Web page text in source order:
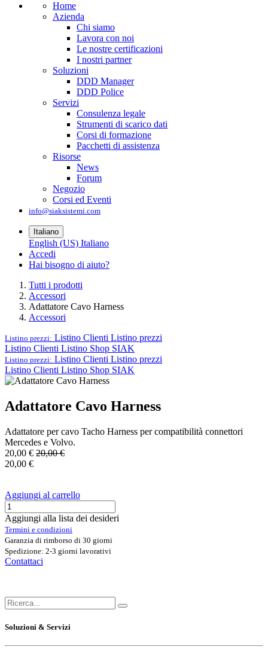
Home
Azienda
Chi siamo
Lavora con noi
Le nostre certificazioni
I nostri partner
Soluzioni
DDD Manager
DDD Police
Servizi
Consulenza legale
Strumenti di scarico dati
Corsi di formazione
Pacchetti di assistenza
Risorse
News
Forum
Negozio
Corsi ed Eventi
info@siaksistemi.com
Italiano
English (US) Italiano
Accedi
Hai bisogno di aiuto?
Tutti i prodotti
Accessori
Adattatore Cavo Harness
Accessori
Listino prezzi: Listino Clienti Listino prezzi
Listino Clienti Listino Shop SIAK
Listino prezzi: Listino Clienti Listino prezzi
Listino Clienti Listino Shop SIAK
Adattatore Cavo Harness
Adattatore per cavo Tacho Harness per compatibilità connettori
Mercedes e Volvo.
20,00 € 20,00€
20,00 €
Aggiungi al carrello
Aggiungi alla lista dei desideri
Termini e condizioni
Garanzia di rimborso di 30 giorni
Spedizione: 2-3 giorni lavorativi
Contattaci
Soluzioni & Servizi